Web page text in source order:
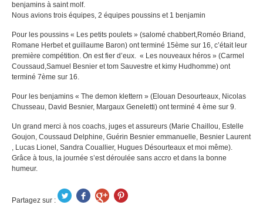
benjamins à saint molf.
Nous avions trois équipes, 2 équipes poussins et 1 benjamin
Pour les poussins « Les petits poulets » (salomé chabbert,Roméo Briand,
Romane Herbet et guillaume Baron) ont terminé 15ème sur 16, c’était leur
première compétition. On est fier d’eux. « Les nouveaux héros » (Carmel
Coussaud,Samuel Besnier et tom Sauvestre et kimy Hudhomme) ont
terminé 7ème sur 16.
Pour les benjamins « The demon klettern » (Elouan Desourteaux, Nicolas
Chusseau, David Besnier, Margaux Geneletti) ont terminé 4 ème sur 9.
Un grand merci à nos coachs, juges et assureurs (Marie Chaillou, Estelle
Goujon, Coussaud Delphine, Guérin Besnier emmanuelle, Besnier Laurent
, Lucas Lionel, Sandra Couallier, Hugues Désourteaux et moi même).
Grâce à tous, la journée s’est déroulée sans accro et dans la bonne
humeur.
Partagez sur :